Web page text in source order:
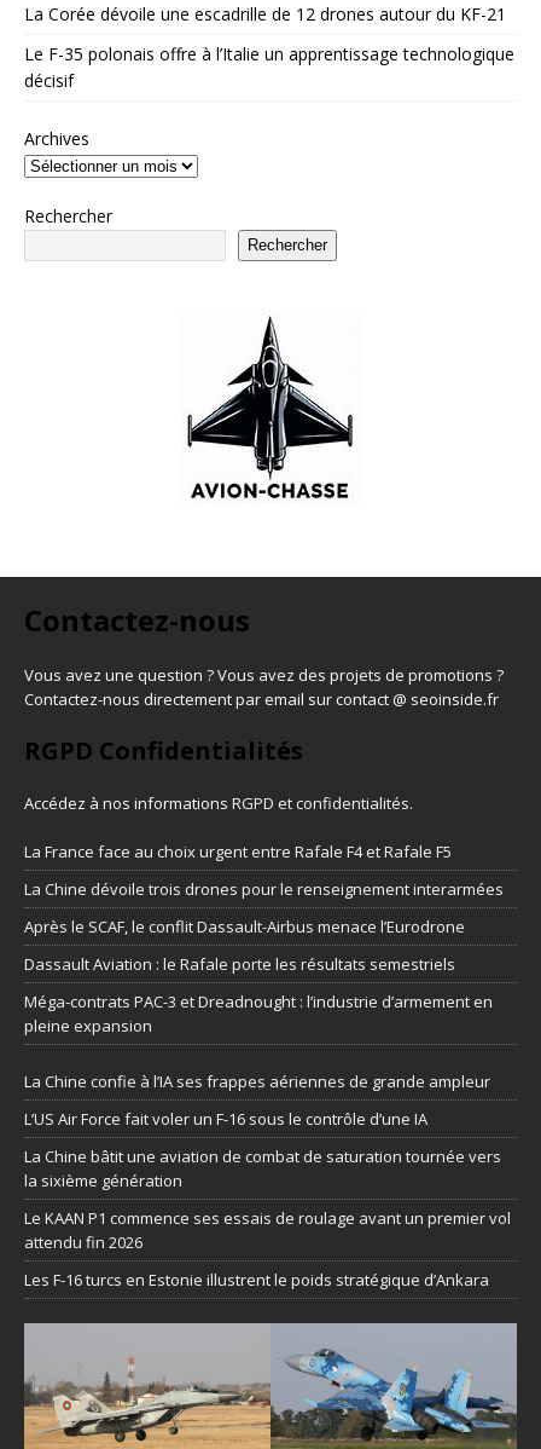
La Corée dévoile une escadrille de 12 drones autour du KF-21
Le F-35 polonais offre à l’Italie un apprentissage technologique
décisif
Archives
Rechercher
Rechercher
Contactez-nous
Vous avez une question ? Vous avez des projets de promotions ?
Contactez-nous directement par email sur contact @ seoinside.fr
RGPD Confidentialités
Accédez à nos informations RGPD et confidentialités.
La France face au choix urgent entre Rafale F4 et Rafale F5
La Chine dévoile trois drones pour le renseignement interarmées
Après le SCAF, le conflit Dassault-Airbus menace l’Eurodrone
Dassault Aviation : le Rafale porte les résultats semestriels
Méga-contrats PAC-3 et Dreadnought : l’industrie d’armement en
pleine expansion
La Chine confie à l’IA ses frappes aériennes de grande ampleur
L’US Air Force fait voler un F-16 sous le contrôle d’une IA
La Chine bâtit une aviation de combat de saturation tournée vers
la sixième génération
Le KAAN P1 commence ses essais de roulage avant un premier vol
attendu fin 2026
Les F-16 turcs en Estonie illustrent le poids stratégique d’Ankara